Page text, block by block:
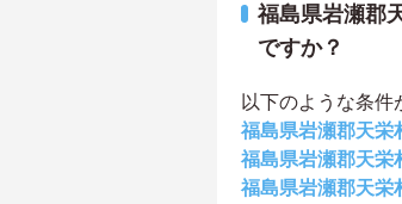
福島県岩瀬郡
ですか？
以下のような条件
福島県岩瀬郡天栄
福島県岩瀬郡天栄
福島県岩瀬郡天栄